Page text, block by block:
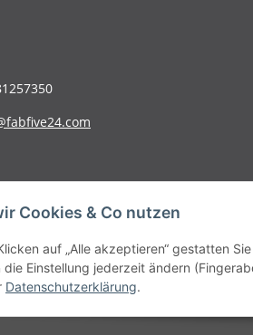
MwSt., zzgl.
Cookies & Co nutzen
auf „Alle akzeptieren“ gestatten
die Einstellung jederzeit ändern
Datenschutzerklärung.